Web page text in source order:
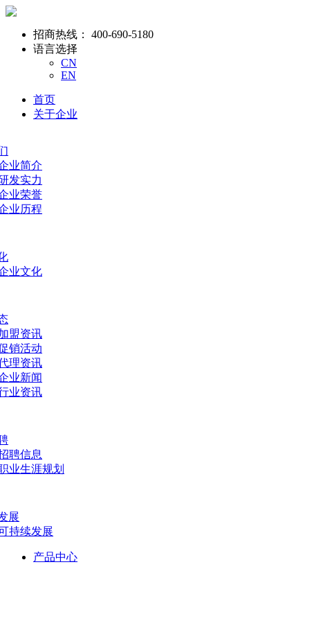
招商热线：
400-690-5180
语言选择
CN
EN
首页
关于企业
业简介
发实力
业荣誉
业历程
业文化
盟资讯
销活动
理资讯
业新闻
业资讯
聘信息
业生涯规划
展
持续发展
产品中心